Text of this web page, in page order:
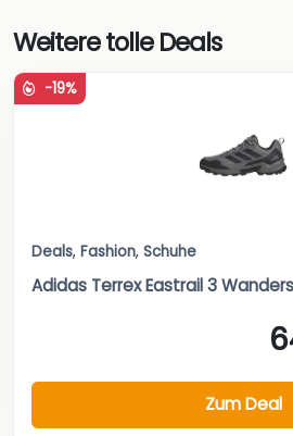
Weitere tolle Deals
-19%
Deals, Fashion, Schuhe
Adidas Terrex Eastrail 3
Zum Deal